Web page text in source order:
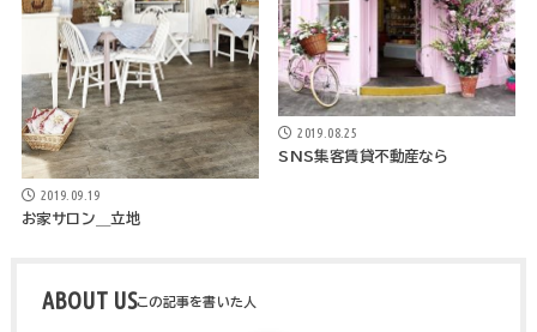
2019.09.19
お家サロン＿立地
2019.08.25
SNS集客賃貸不動産なら
ABOUT US